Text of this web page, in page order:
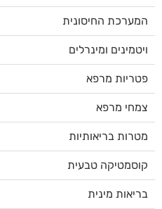
המערכת החיסונית
ויטמינים ומינרלים
פטריות מרפא
צמחי מרפא
מטרות בריאותיות
קוסמטיקה טבעית
בריאות מינית